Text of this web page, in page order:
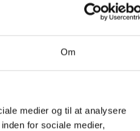
Om
medier og til at analysere
for sociale medier,
und Kopfkissen für das